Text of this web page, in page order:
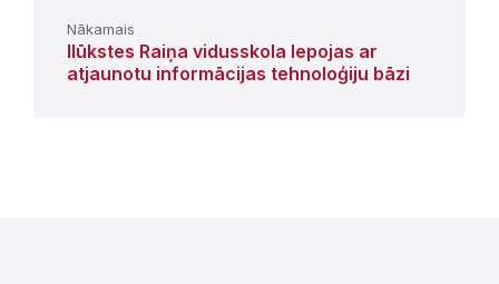
Nākamais
Ilūkstes Raiņa vidusskola lepojas ar
atjaunotu informācijas tehnoloģiju bāzi